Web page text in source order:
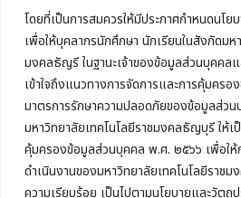
โดยที่เป็นการสมควรให้มีประกาศกำหนดนโ
เพื่อให้บุคลากรนักศึกษา นักเรียนในสังกัดมห
มงคลธัญรี ในฐานะเจ้าของข้อมูลส่วนบุคคล
เข้าใจถึงแนวทางการจัดการและการคุ้มคร
มาตรการรักษาความปลอดภัยของข้อมูลส่วน
มหาวิทยาลัยเทคโนโลยีราชมงคลธัญบุรี ให้
คุ้มครองข้อมูลส่วนบุคคล พ.ศ. ๒๕๖๖ เพื่อให้
ดำเนินงานของมหาวิทยาลัยเทคโนโลยีราช
ความเรียบร้อย เป็นไปตามนโยบายและวัตถุ
มหาวิทยาลัยเทคโนโลยีราชมงคลธัญบุรี
39 หมู่ 1 ถนนรังสิต-นครนายก ตำบลคลองห
อำเภอคลองหลวง จังหวัดปทุมธานี 12120
Phone:+66 (0) 2549 3243,+66 (0)
E-mail:bus@rmutt.ac.th